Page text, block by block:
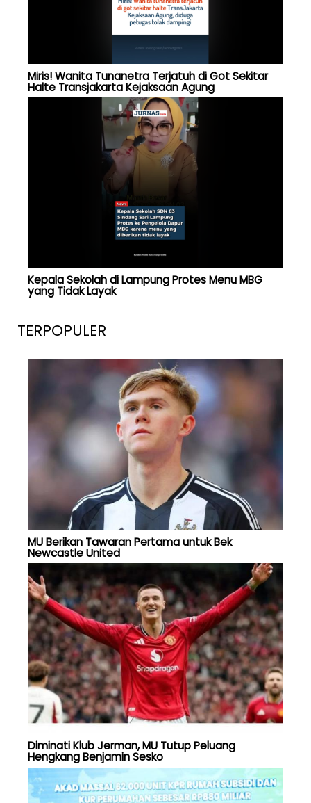
Miris! Wanita Tunanetra Terjatuh di Got Sekitar
Halte Transjakarta Kejaksaan Agung
Kepala Sekolah di Lampung Protes Menu MBG
yang Tidak Layak
TERPOPULER
MU Berikan Tawaran Pertama untuk Bek
Newcastle United
Diminati Klub Jerman, MU Tutup Peluang
Hengkang Benjamin Sesko